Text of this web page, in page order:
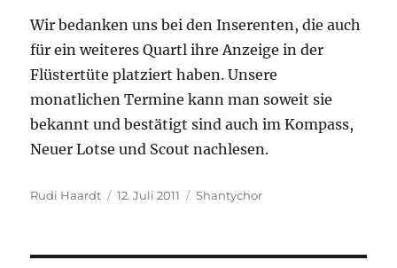
Wir bedanken uns bei den Inserenten, die auch
für ein weiteres Quartl ihre Anzeige in der
Flüstertüte platziert haben. Unsere
monatlichen Termine kann man soweit sie
bekannt und bestätigt sind auch im Kompass,
Neuer Lotse und Scout nachlesen.
Autor
Rudi Haardt
Veröffentlicht
12. Juli 2011 Kategorien
Shantychor